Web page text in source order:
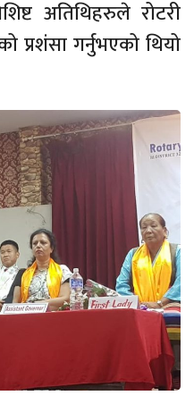
अतिथिहरुले रोटरी
गर्नुभएको थियो